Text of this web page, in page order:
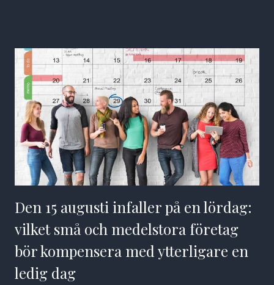
Den 15 augusti infaller på en lördag:
vilket små och medelstora företag
bör kompensera med ytterligare en
ledig dag